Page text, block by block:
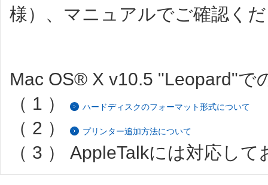
様）、マニュアルでご確認く
Mac OS® X v10.5 "Leopard"で
（ 1 ）
ハードディスクのフォーマット形式について
（ 2 ） プリンター追加方法について
（ 3 ） AppleTalkには対応し